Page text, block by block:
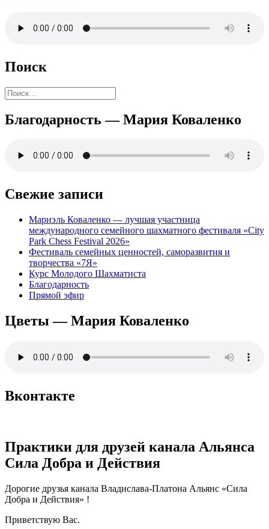
Поиск
Найти:
Благодарность — Мария Коваленко
Свежие записи
Мариэль Коваленко — лучшая участница
международного семейного шахматного фестиваля «City
Park Chess Festival 2026»
Фестиваль семейных ценностей, саморазвития и
творчества «7Я»
Курс Молодого Шахматиста
Благодарность
Прямой эфир
Цветы — Мария Коваленко
Вконтакте
Практики для друзей канала Альянса
Сила Добра и Действия
Дорогие друзья канала Владислава-Платона Альянс «Сила
Добра и Действия» !
Приветствую Вас.